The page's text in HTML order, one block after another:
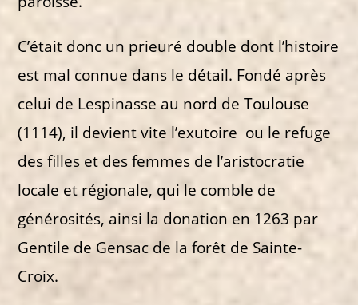
C’était donc un prieuré double dont l’histoire
est mal connue dans le détail. Fondé après
celui de Lespinasse au nord de Toulouse
(1114), il devient vite l’exutoire ou le refuge
des filles et des femmes de l’aristocratie
locale et régionale, qui le comble de
générosités, ainsi la donation en 1263 par
Gentile de Gensac de la forêt de Sainte-
Croix.